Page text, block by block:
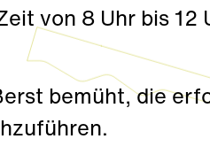
von 8 Uhr bis 12
bemüht, die